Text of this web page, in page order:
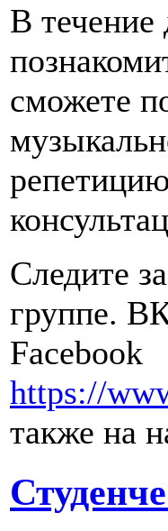
В течение
сможете
Следите
группе.
Facebook
https://
также на